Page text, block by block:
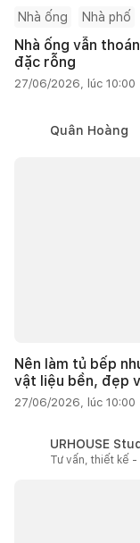
Nhà ống Nhà phố
Nhà ống vẫn
đặc rỗng
27/06/2026, lúc 10:00
Quân Hoàng
Nên làm tủ bếp
vật liệu bền, đẹp
27/06/2026, lúc 10:00
URHOUSE
Tư vấn, thiết kế -